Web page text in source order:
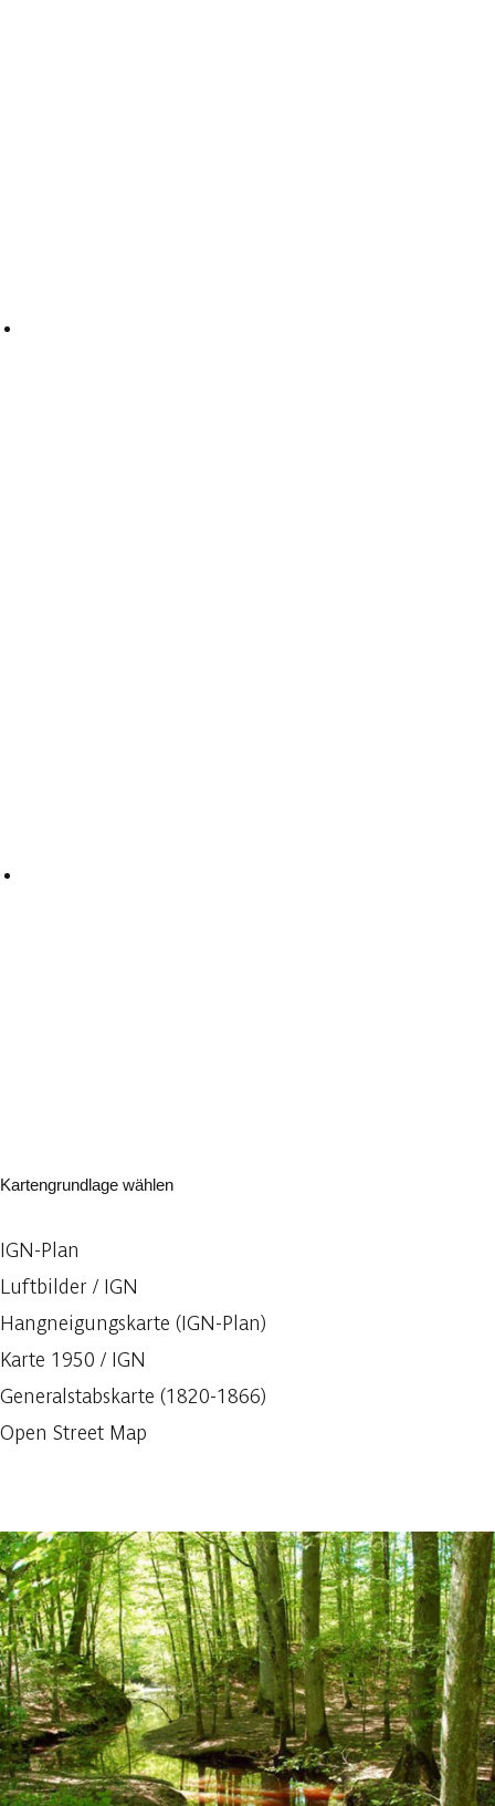
Kartengrundlage wählen
IGN-Plan
Luftbilder / IGN
Hangneigungskarte (IGN-Plan)
Karte 1950 / IGN
Generalstabskarte (1820-1866)
Open Street Map